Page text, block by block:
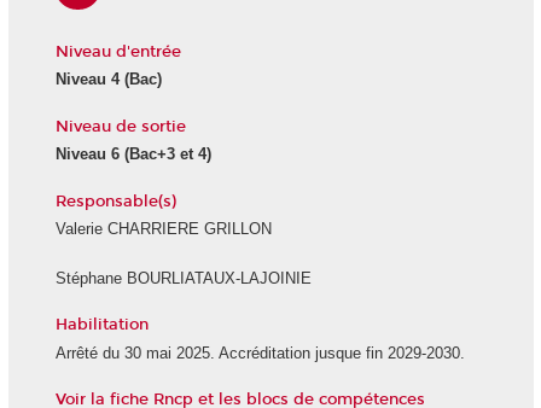
Niveau d'entrée
Niveau 4 (Bac)
Niveau de sortie
Niveau 6 (Bac+3 et 4)
Responsable(s)
Valerie CHARRIERE GRILLON
Stéphane BOURLIATAUX-LAJOINIE
Habilitation
Arrêté du 30 mai 2025. Accréditation jusque fin 2029-2030.
Voir la fiche Rncp et les blocs de compétences